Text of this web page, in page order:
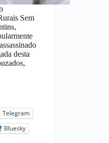
Sem
desta
Telegram
Bluesky